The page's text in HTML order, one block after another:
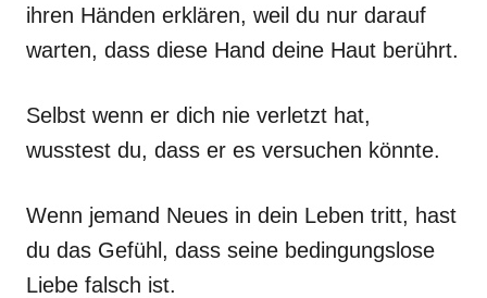
ihren Händen erklären, weil du nur darauf
warten, dass diese Hand deine Haut berührt.
Selbst wenn er dich nie verletzt hat,
wusstest du, dass er es versuchen könnte.
Wenn jemand Neues in dein Leben tritt, hast
du das Gefühl, dass seine bedingungslose
Liebe falsch ist.